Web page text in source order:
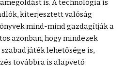
is. A technológia is
kiterjesztett valóság
mind-mind gazdagítják a
azonban, hogy mindezek
szabad játék lehetősége is,
továbbra is alapvető